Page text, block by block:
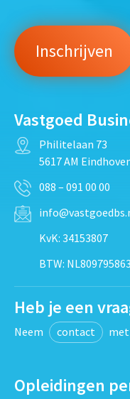
Vastgoed
Philitelaan 73
5617 AM
088 – 091 00 00
KvK: 34153807
BTW:
Heb je een
Neem contact
Opleidingen